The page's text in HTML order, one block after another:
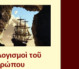
τοῦ